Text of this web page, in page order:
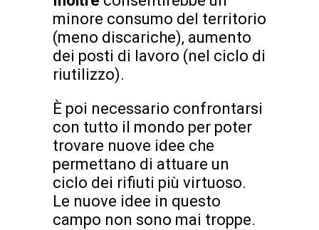
minore consumo del territorio
(meno discariche), aumento
dei posti di lavoro (nel ciclo di
riutilizzo).
È poi necessario confrontarsi
con tutto il mondo per poter
trovare nuove idee che
permettano di attuare un
ciclo dei rifiuti più virtuoso.
Le nuove idee in questo
campo non sono mai troppe.